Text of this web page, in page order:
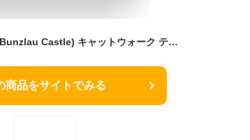
ブンツラウカステル (Bunzlau Castle) キャットウォーク ティーバッグディッシュ ハート
商品をサイトでみる